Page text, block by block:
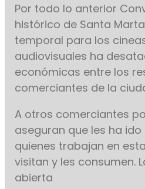
Por todo lo anterior
histórico de Santa
temporal para los
audiovisuales ha
económicas entre los
comerciantes de la
A otros comerciantes
aseguran que les ha
quienes trabajan en
visitan y les consumen.
abierta